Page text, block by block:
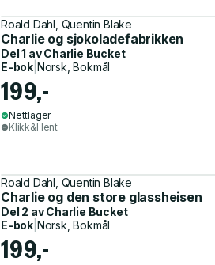
Roald Dahl, Quentin Blake
Charlie og sjokoladefabrikken
Del 1 avCharlie Bucket
E-bok Norsk, Bokmål
199,-
Nettlager
Klikk&Hent
Roald Dahl, Quentin Blake
Charlie og den store glassheisen
Del 2 avCharlie Bucket
E-bok Norsk, Bokmål
199,-